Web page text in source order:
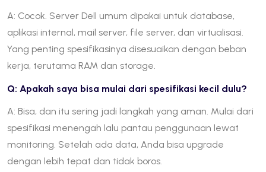
A: Cocok. Server Dell umum dipakai untuk database,
aplikasi internal, mail server, file server, dan virtualisasi.
Yang penting spesifikasinya disesuaikan dengan beban
kerja, terutama RAM dan storage.
Q: Apakah saya bisa mulai dari spesifikasi kecil dulu?
A: Bisa, dan itu sering jadi langkah yang aman. Mulai dari
spesifikasi menengah lalu pantau penggunaan lewat
monitoring. Setelah ada data, Anda bisa upgrade
dengan lebih tepat dan tidak boros.